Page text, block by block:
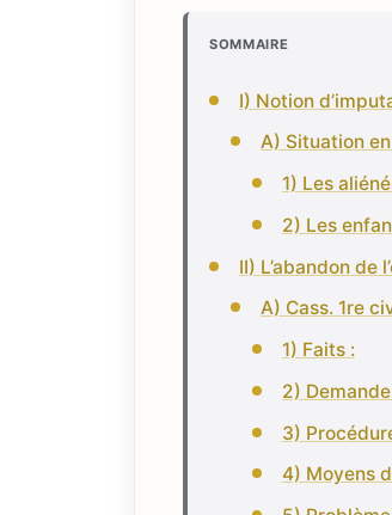
SOMMAIRE
I) Notion
A) Situation
1) Les
2) Les
II) L’abandon
A) Cass. 1re
1) Faits :
2)
3)
4) Moyens